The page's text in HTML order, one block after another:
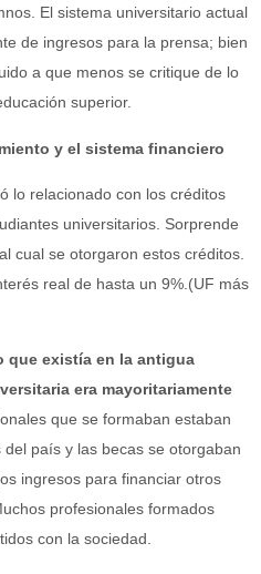
El sistema universitario actual
de ingresos para la prensa; bien
a que menos se critique de lo
superior.
y el sistema financiero
lo relacionado con los créditos
universitarios. Sorprende
cual se otorgaron estos créditos.
real de hasta un 9%.(UF más
que existía en la antigua
era mayoritariamente
que se formaban estaban
país y las becas se otorgaban
ingresos para financiar otros
profesionales formados
con la sociedad.